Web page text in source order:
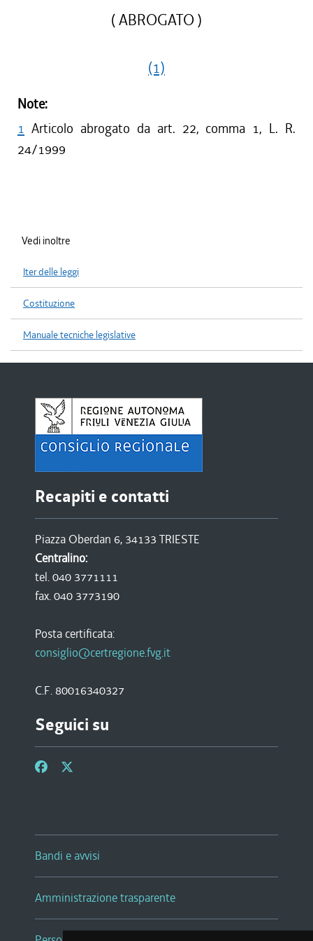
( ABROGATO )
(1)
Note:
1 Articolo abrogato da art. 22, comma 1, L. R.
24/1999
Vedi inoltre
Iter delle leggi
Costituzione
Manuale tecniche legislative
Recapiti e contatti
Piazza Oberdan 6, 34133 TRIESTE
Centralino:
tel. 040 3771111
fax. 040 3773190
Posta certificata:
consiglio@certregione.fvg.it
C.F. 80016340327
Seguici su
Bandi e avvisi
Amministrazione trasparente